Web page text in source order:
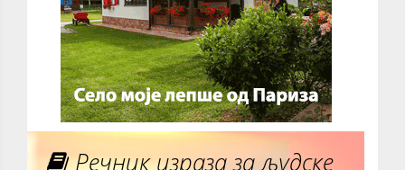
Речник израза за људске